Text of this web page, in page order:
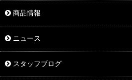
商品情報
ニュース
スタッフブログ